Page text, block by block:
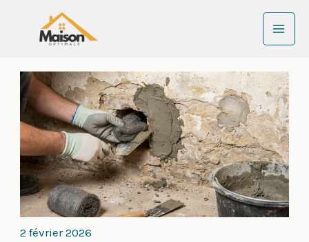
2 février 2026